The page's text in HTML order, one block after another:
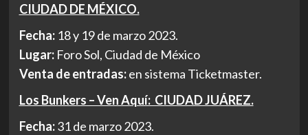
CIUDAD DE MÉXICO.
Fecha:18 y 19 de marzo 2023.
Lugar:Foro Sol, Ciudad de México
Venta de entradas:en sistema Ticketmaster.
Los Bunkers – Ven Aquí: CIUDAD JUÁREZ.
Fecha:31 de marzo 2023.